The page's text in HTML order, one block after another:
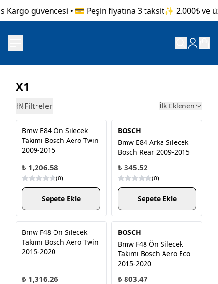
güvencesi • 💳 Peşin fiyatına 3 taksit✨ 2.000₺ ve
X1
Filtreler İlk Eklenen
Bmw E84 Ön Silecek
Takımı Bosch Aero Twin
2009-2015
₺ 1,206.58
(0)
Sepete Ekle
BOSCH
Bmw E84 Arka Silecek
Bosch Rear 2009-2015
₺ 345.52
(0)
Sepete Ekle
Bmw F48 Ön Silecek
Takımı Bosch Aero Twin
2015-2020
₺ 1,316.26
BOSCH
Bmw F48 Ön Silecek
Takımı Bosch Aero Eco
2015-2020
₺ 803.47